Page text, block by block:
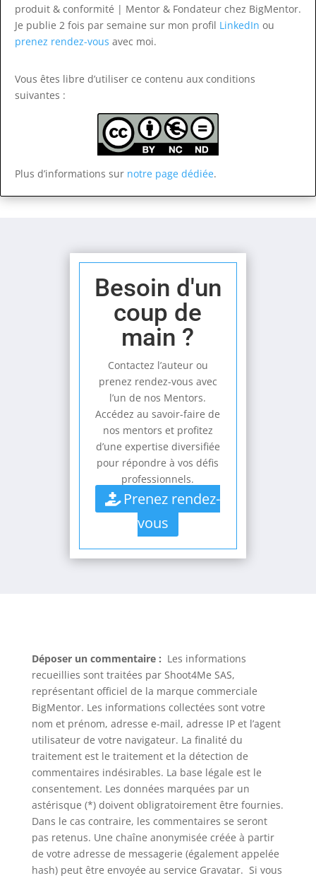
produit & conformité | Mentor & Fondateur chez BigMentor.
Je publie 2 fois par semaine sur mon profil LinkedIn ou
prenez rendez-vous avec moi.
Vous êtes libre d’utiliser ce contenu aux conditions
suivantes :
Plus d’informations sur notre page dédiée.
Besoin d'un
coup de
main ?
Contactez l’auteur ou
prenez rendez-vous avec
l’un de nos Mentors.
Accédez au savoir-faire de
nos mentors et profitez
d’une expertise diversifiée
pour répondre à vos défis
professionnels.
Prenez rendez-
vous
Déposer un commentaire : Les informations
recueillies sont traitées par Shoot4Me SAS,
représentant officiel de la marque commerciale
BigMentor. Les informations collectées sont votre
nom et prénom, adresse e-mail, adresse IP et l’agent
utilisateur de votre navigateur. La finalité du
traitement est le traitement et la détection de
commentaires indésirables. La base légale est le
consentement. Les données marquées par un
astérisque (*) doivent obligratoirement être fournies.
Dans le cas contraire, les commentaires se seront
pas retenus. Une chaîne anonymisée créée à partir
de votre adresse de messagerie (également appelée
hash) peut être envoyée au service Gravatar. Si vous